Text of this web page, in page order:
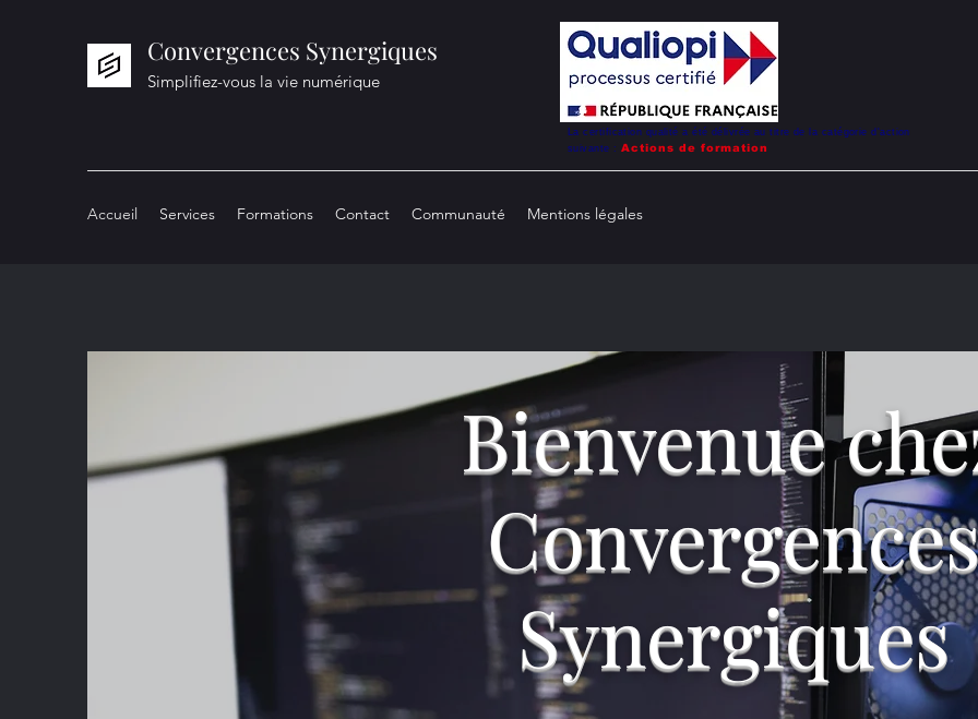
Convergences Synergiques
Simplifiez-vous la vie numérique
La certification qualité a été délivrée au titre de la catégorie d'action
suivante : Actions de formation
Accueil Services Formations Contact Communauté Mentions légales
Bienvenue
Synergiques